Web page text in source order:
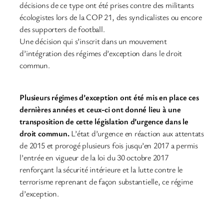
décisions de ce type ont été prises contre des militants
écologistes lors de la COP 21, des syndicalistes ou encore
des supporters de football.
Une décision qui s’inscrit dans un mouvement
d’intégration des régimes d’exception dans le droit
commun.
Plusieurs régimes d’exception ont été mis en place ces
dernières années et ceux-ci ont donné lieu à une
transposition de cette législation d’urgence dans le
droit commun.L’état d’urgence en réaction aux attentats
de 2015 et prorogé plusieurs fois jusqu’en 2017 a permis
l’entrée en vigueur de la loi du 30 octobre 2017
renforçant la sécurité intérieure et la lutte contre le
terrorisme reprenant de façon substantielle, ce régime
d’exception.